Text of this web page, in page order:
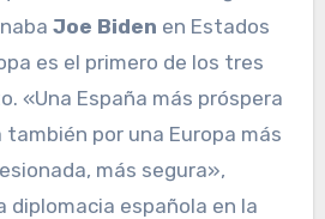
Joe Biden en Estados
es el primero de los tres
«Una España más próspera
por una Europa más
más segura»,
diplomacia española en la